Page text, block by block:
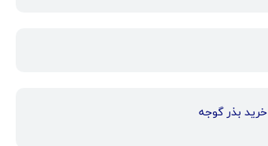
خرید بذر گوجه